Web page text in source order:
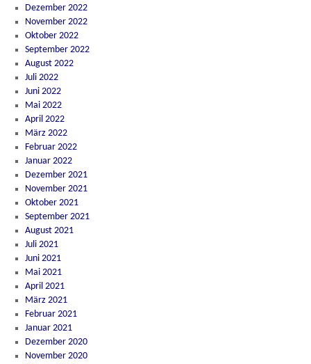
Dezember 2022
November 2022
Oktober 2022
September 2022
August 2022
Juli 2022
Juni 2022
Mai 2022
April 2022
März 2022
Februar 2022
Januar 2022
Dezember 2021
November 2021
Oktober 2021
September 2021
August 2021
Juli 2021
Juni 2021
Mai 2021
April 2021
März 2021
Februar 2021
Januar 2021
Dezember 2020
November 2020